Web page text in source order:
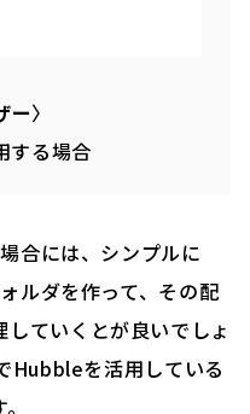
ー〉
する場合
合には、シンプルに
ルダを作って、その配
ていくとが良いでしょ
Hubbleを活用している